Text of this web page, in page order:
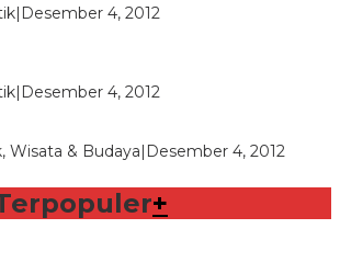
| Desember 4, 2012
| Desember 4, 2012
Wisata & Budaya| Desember 4, 2012
+